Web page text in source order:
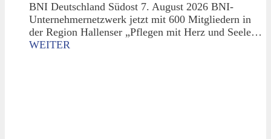
BNI Deutschland Südost 7. August 2026 BNI-
Unternehmernetzwerk jetzt mit 600 Mitgliedern in
der Region Hallenser „Pflegen mit Herz und Seele…
WEITER